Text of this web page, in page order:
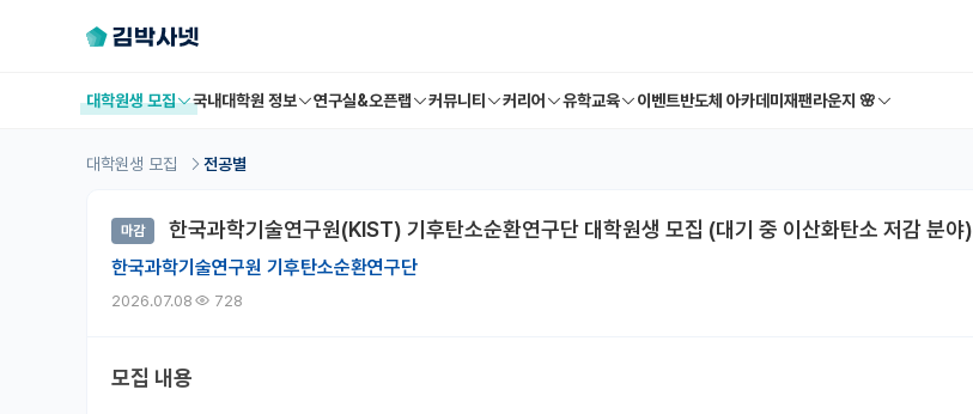
대학원생 모집 국내대학원 정보 연구실&오픈랩 커뮤니티 커리어 유학교육 이벤트반도체 아카데미 재팬라운지 🌸
대학원생 모집 전공별
마감 한국과학기술연구원(KIST) 기후탄소순환연구단 대학원생 모집 (대기 중 이산화탄소 저감 분야)
한국과학기술연구원 기후탄소순환연구단
2026.07.08 728
모집 내용